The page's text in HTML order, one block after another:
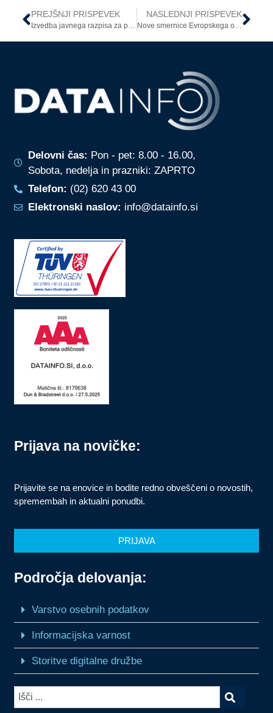
PREJŠNJI PRISPEVEK
Izvedba javnega razpisa za podelitev občinskih priznanj
NASLEDNJI PRISPEVEK
Nove smernice Evropskega odbora za varstvo podatkov
Delovni čas: Pon - pet: 8.00 - 16.00,
Sobota, nedelja in prazniki: ZAPRTO
Telefon: (02) 620 43 00
Elektronski naslov: info@datainfo.si
Področja delovanja:
Varstvo osebnih podatkov
Informacijska varnost
Storitve digitalne družbe
Prijava na novičke:
Prijavite se na enovice in bodite redno obveščeni o novostih,
spremembah in aktualni ponudbi.
PRIJAVA